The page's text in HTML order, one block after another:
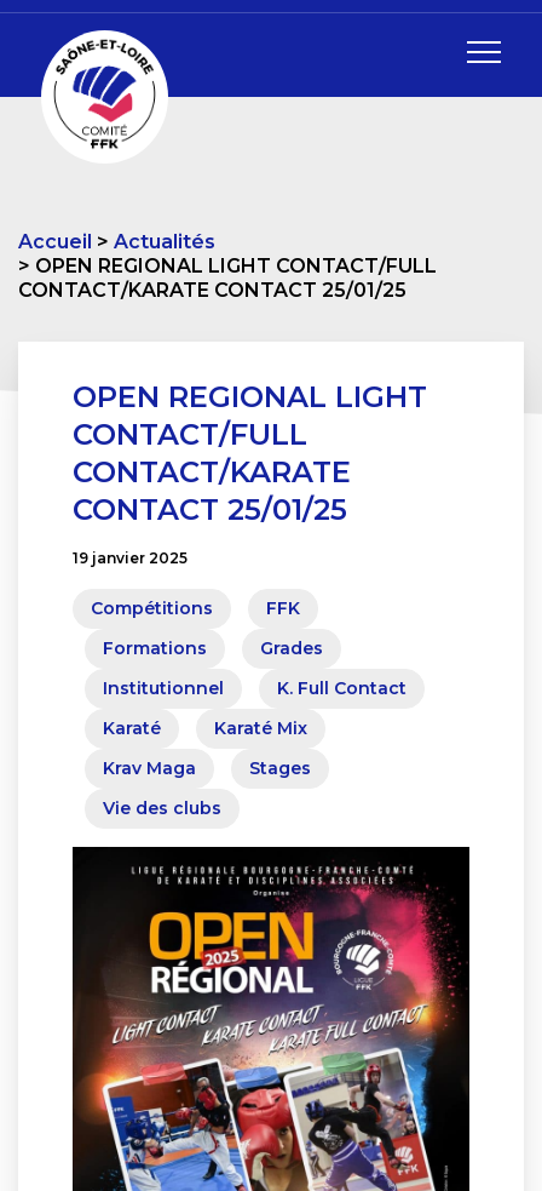
Accueil
Actualités
OPEN REGIONAL LIGHT CONTACT/FULL
CONTACT/KARATE CONTACT 25/01/25
OPEN REGIONAL LIGHT
CONTACT/FULL
CONTACT/KARATE
CONTACT 25/01/25
19 janvier 2025
Compétitions
FFK
Formations
Grades
Institutionnel
K. Full Contact
Karaté
Karaté Mix
Krav Maga
Stages
Vie des clubs